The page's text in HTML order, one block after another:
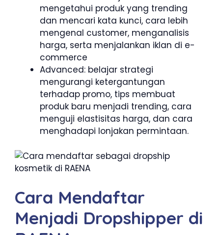
mengetahui produk yang trending
dan mencari kata kunci, cara lebih
mengenal customer, menganalisis
harga, serta menjalankan iklan di e-
commerce
Advanced: belajar strategi
mengurangi ketergantungan
terhadap promo, tips membuat
produk baru menjadi trending, cara
menguji elastisitas harga, dan cara
menghadapi lonjakan permintaan.
Cara Mendaftar
Menjadi Dropshipper di